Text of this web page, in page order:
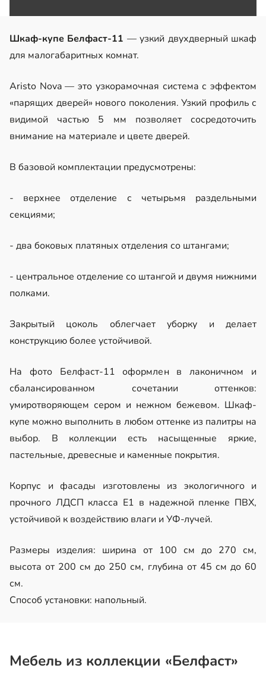
Шкаф-купе Белфаст-11 — узкий двухдверный шкаф
для малогабаритных комнат.
Aristo Nova — это узкорамочная система с эффектом
«парящих дверей» нового поколения. Узкий профиль с
видимой частью 5 мм позволяет сосредоточить
внимание на материале и цвете дверей.
В базовой комплектации предусмотрены:
- верхнее отделение с четырьмя раздельными
секциями;
- два боковых платяных отделения со штангами;
- центральное отделение со штангой и двумя нижними
полками.
Закрытый цоколь облегчает уборку и делает
конструкцию более устойчивой.
На фото Белфаст-11 оформлен в лаконичном и
сбалансированном сочетании оттенков:
умиротворяющем сером и нежном бежевом. Шкаф-
купе можно выполнить в любом оттенке из палитры на
выбор. В коллекции есть насыщенные яркие,
пастельные, древесные и каменные покрытия.
Корпус и фасады изготовлены из экологичного и
прочного ЛДСП класса Е1 в надежной пленке ПВХ,
устойчивой к воздействию влаги и УФ-лучей.
Размеры изделия: ширина от 100 см до 270 см,
высота от 200 см до 250 см, глубина от 45 см до 60
см.
Способ установки: напольный.
Мебель из коллекции «Белфаст»